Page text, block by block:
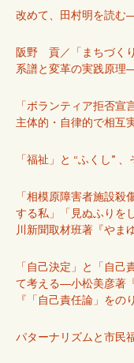
改めて、田村明を読
阪野 貢／「まちづく
系譜と変革の実践原理
「ボランティア拒否宣
主体的・自律的で相
「福祉」と “ふくし”
「相模原障害者施設
する私」「見ぬふりを
川新聞取材班著『や
「自己決定」と「自
て考える―小松美彦著
『「自己責任論」を
パターナリズムと市民